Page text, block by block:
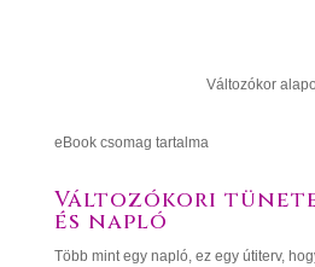
Változókor
eBook csomag tartalma
Változókori
és napló
Több mint egy napló, ez egy útiterv,